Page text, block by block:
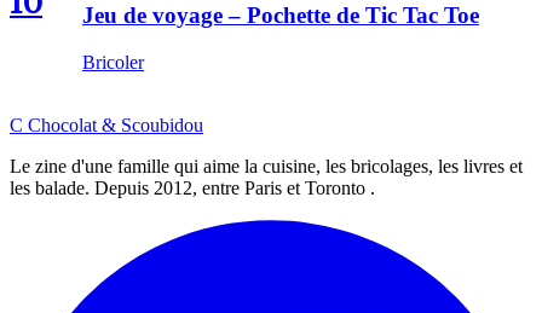
Jeu de voyage – Pochette de Tic Tac Toe
Bricoler
C Chocolat & Scoubidou
Le zine d'une famille qui aime la cuisine, les bricolages, les livres et
les balade. Depuis 2012, entre Paris et Toronto .